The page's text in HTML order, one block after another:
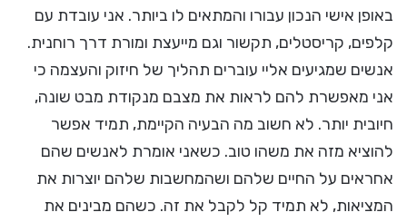
באופן אישי הנכון עבורו והמתאים לו ביותר. אני עובדת עם
קלפים, קריסטלים, תקשור וגם מייעצת ומורת דרך רוחנית.
אנשים שמגיעים אליי עוברים תהליך של חיזוק והעצמה כי
אני מאפשרת להם לראות את מצבם מנקודת מבט שונה,
חיובית יותר. לא חשוב מה הבעיה הקיימת, תמיד אפשר
להוציא מזה את משהו טוב. כשאני אומרת לאנשים שהם
אחראים על החיים שלהם ושהמחשבות שלהם יוצרות את
המציאות, לא תמיד קל לקבל את זה. כשהם מבינים את